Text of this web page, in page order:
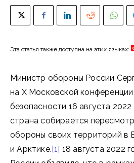
Эта статья также доступна на этих языках:
Министр обороны России
на X Московской
безопасности 16 августа 2022
страна собирается
обороны своих территорий в
и Арктике.[1] 18 августа 2022